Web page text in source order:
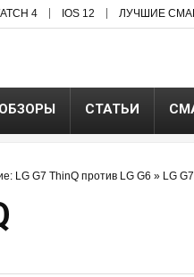
4 IOS 12 ЛУЧШИЕ
ОБЗОРЫ СТАТЬИ
LG G7 ThinQ против LG G6 » LG